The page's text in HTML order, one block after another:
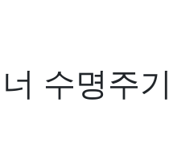
수명주기